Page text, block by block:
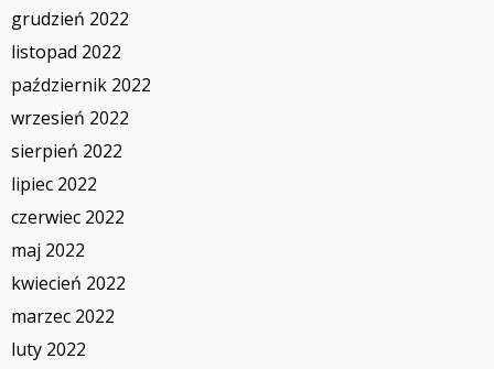
grudzień 2022
listopad 2022
październik 2022
wrzesień 2022
sierpień 2022
lipiec 2022
czerwiec 2022
maj 2022
kwiecień 2022
marzec 2022
luty 2022